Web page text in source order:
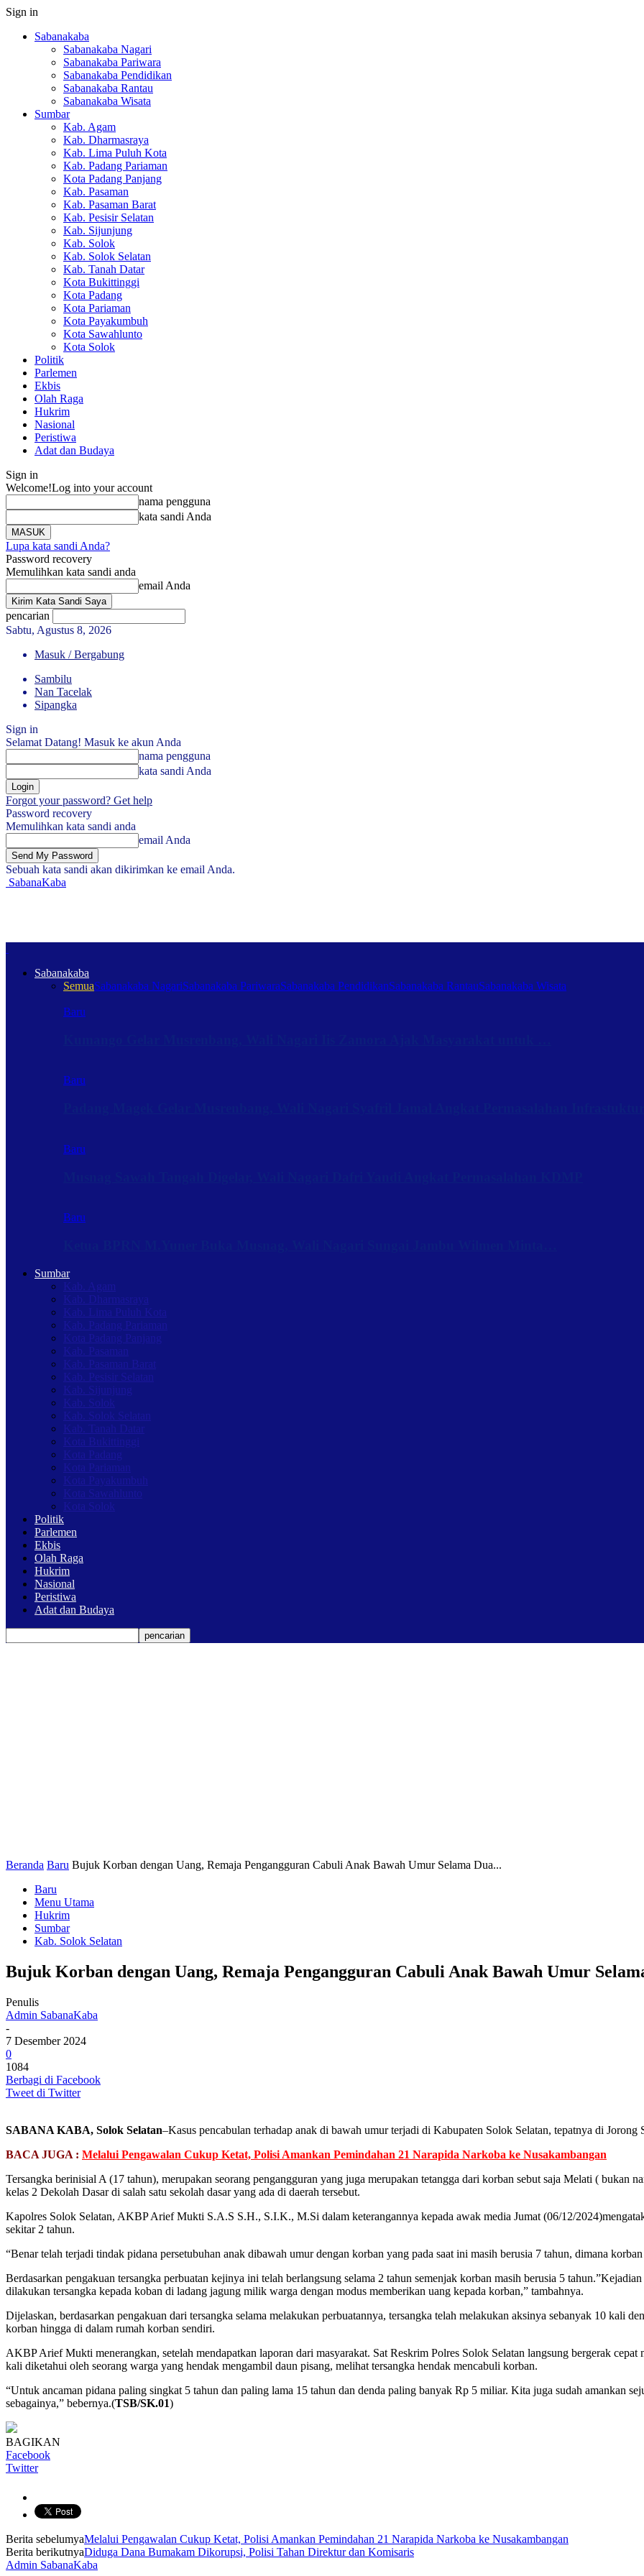
Sign in
Sabanakaba
Sabanakaba Nagari
Sabanakaba Pariwara
Sabanakaba Pendidikan
Sabanakaba Rantau
Sabanakaba Wisata
Sumbar
Kab. Agam
Kab. Dharmasraya
Kab. Lima Puluh Kota
Kab. Padang Pariaman
Kota Padang Panjang
Kab. Pasaman
Kab. Pasaman Barat
Kab. Pesisir Selatan
Kab. Sijunjung
Kab. Solok
Kab. Solok Selatan
Kab. Tanah Datar
Kota Bukittinggi
Kota Padang
Kota Pariaman
Kota Payakumbuh
Kota Sawahlunto
Kota Solok
Politik
Parlemen
Ekbis
Olah Raga
Hukrim
Nasional
Peristiwa
Adat dan Budaya
Sign in
Welcome!Log into your account
nama pengguna
kata sandi Anda
Lupa kata sandi Anda?
Password recovery
Memulihkan kata sandi anda
email Anda
pencarian
Sabtu, Agustus 8, 2026
Masuk / Bergabung
Sambilu
Nan Tacelak
Sipangka
Sign in
Selamat Datang! Masuk ke akun Anda
nama pengguna
kata sandi Anda
Forgot your password? Get help
Password recovery
Memulihkan kata sandi anda
email Anda
Sebuah kata sandi akan dikirimkan ke email Anda.
SabanaKaba
Sabanakaba
SemuaSabanakaba NagariSabanakaba PariwaraSabanakaba PendidikanSabanakaba RantauSabanakaba Wisata
Baru
Baru
Baru
Baru
Sumbar
Kab. Agam
Kab. Dharmasraya
Kab. Lima Puluh Kota
Kab. Padang Pariaman
Kota Padang Panjang
Kab. Pasaman
Kab. Pasaman Barat
Kab. Pesisir Selatan
Kab. Sijunjung
Kab. Solok
Kab. Solok Selatan
Kab. Tanah Datar
Kota Bukittinggi
Kota Padang
Kota Pariaman
Kota Payakumbuh
Kota Sawahlunto
Kota Solok
Politik
Parlemen
Ekbis
Olah Raga
Hukrim
Nasional
Peristiwa
Adat dan Budaya
Beranda Baru Bujuk Korban dengan Uang, Remaja Pengangguran Cabuli Anak Bawah Umur Selama Dua...
Baru
Menu Utama
Hukrim
Sumbar
Kab. Solok Selatan
Bujuk Korban dengan Uang, Remaja Pengangguran Cabuli Anak Bawah Umur
Penulis
Admin SabanaKaba
-
7 Desember 2024
0
1084
Berbagi di Facebook
Tweet di Twitter
SABANA KABA, Solok Selatan–Kasus pencabulan terhadap anak di bawah umur terjadi di Kabupaten Solok Selatan, tepatnya di
BACA JUGA : Melalui Pengawalan Cukup Ketat, Polisi Amankan Pemindahan 21 Narapida Narkoba ke Nusakambangan
Tersangka berinisial A (17 tahun), merupakan seorang pengangguran yang juga merupakan tetangga dari korban sebut saja Melati ( bukan
kelas 2 Dekolah Dasar di salah satu sekolah dasar yang ada di daerah tersebut.
Kapolres Solok Selatan, AKBP Arief Mukti S.A.S S.H., S.I.K., M.Si dalam keterangannya kepada awak media Jumat (06/12/
sekitar 2 tahun.
“Benar telah terjadi tindak pidana persetubuhan anak dibawah umur dengan korban yang pada saat ini masih berusia 7 tahun, dimana
Berdasarkan pengakuan tersangka perbuatan kejinya ini telah berlangsung selama 2 tahun semenjak korban masih berusia 5
dilakukan tersangka kepada koban di ladang jagung milik warga dengan modus memberikan uang kepada korban,” tambahnya.
Dijelaskan, berdasarkan pengakuan dari tersangka selama melakukan perbuatannya, tersangka telah melakukan aksinya sebanyak 10 kali
korban hingga di dalam rumah korban sendiri.
AKBP Arief Mukti menerangkan, setelah mendapatkan laporan dari masyarakat. Sat Reskrim Polres Solok Selatan langsung bergerak
kali diketahui oleh seorang warga yang hendak mengambil daun pisang, melihat tersangka hendak mencabuli korban.
“Untuk ancaman pidana paling singkat 5 tahun dan paling lama 15 tahun dan denda paling banyak Rp 5 miliar. Kita juga sudah amankan
sebagainya,” bebernya.(TSB/SK.01)
BAGIKAN
Facebook
Twitter
Berita sebelumyaMelalui Pengawalan Cukup Ketat, Polisi Amankan Pemindahan 21 Narapida Narkoba ke Nusakambangan
Berita berikutnyaDiduga Dana Bumakam Dikorupsi, Polisi Tahan Direktur dan Komisaris
Admin SabanaKaba